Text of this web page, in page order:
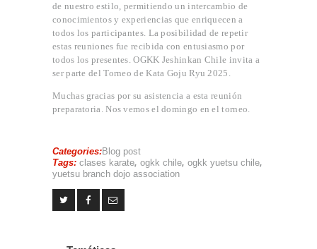
de nuestro estilo, permitiendo un intercambio de
conocimientos y experiencias que enriquecen a
todos los participantes. La posibilidad de repetir
estas reuniones fue recibida con entusiasmo por
todos los presentes. OGKK Jeshinkan Chile invita a
ser parte del Torneo de Kata Goju Ryu 2025.
Muchas gracias por su asistencia a esta reunión
preparatoria. Nos vemos el domingo en el torneo.
Categories:Blog post
Tags: clases karate, ogkk chile, ogkk yuetsu chile,
yuetsu branch dojo association